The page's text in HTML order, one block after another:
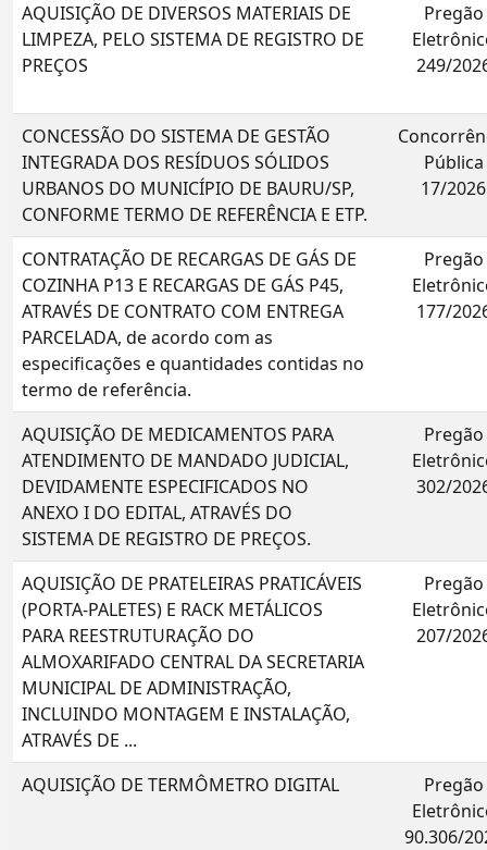
AQUISIÇÃO DE DIVERSOS MATERIAIS DE
LIMPEZA, PELO SISTEMA DE REGISTRO DE
PREÇOS
Pregão
249/
CONCESSÃO DO SISTEMA DE GESTÃO
INTEGRADA DOS RESÍDUOS SÓLIDOS
URBANOS DO MUNICÍPIO DE BAURU/SP,
CONFORME TERMO DE REFERÊNCIA E ETP.
Pública
17/2026
CONTRATAÇÃO DE RECARGAS DE GÁS DE
COZINHA P13 E RECARGAS DE GÁS P45,
ATRAVÉS DE CONTRATO COM ENTREGA
PARCELADA, de acordo com as
especificações e quantidades contidas no
termo de referência.
Pregão
177/
AQUISIÇÃO DE MEDICAMENTOS PARA
ATENDIMENTO DE MANDADO JUDICIAL,
DEVIDAMENTE ESPECIFICADOS NO
ANEXO I DO EDITAL, ATRAVÉS DO
SISTEMA DE REGISTRO DE PREÇOS.
Pregão
302/
AQUISIÇÃO DE PRATELEIRAS PRATICÁVEIS
(PORTA-PALETES) E RACK METÁLICOS
PARA REESTRUTURAÇÃO DO
ALMOXARIFADO CENTRAL DA SECRETARIA
MUNICIPAL DE ADMINISTRAÇÃO,
INCLUINDO MONTAGEM E INSTALAÇÃO,
ATRAVÉS DE ...
Pregão
207/
AQUISIÇÃO DE TERMÔMETRO DIGITAL
Pregão
90.306/